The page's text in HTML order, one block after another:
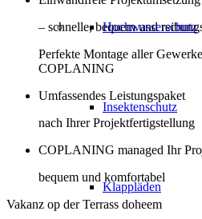
Hochwasserschutz
Insektenschutz
Klappläden
– schnelle, bequem und
Perfekte Montage aller
COPLANING
Umfassendes Leistungspaket
nach Ihrer Projektfertigstellung
COPLANING managed Ihr
bequem und komfortabel
Vakanz op der Terrass doheem